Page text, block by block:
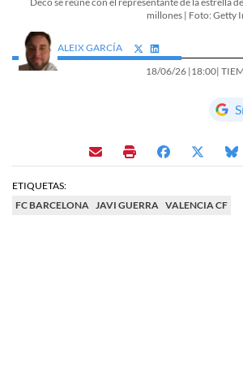
millones | Foto: Getty
ALEIX GARCÍA
18/06/26 |18:00|
ETIQUETAS:
FC BARCELONA
JAVI GUERRA VALENCIA CF